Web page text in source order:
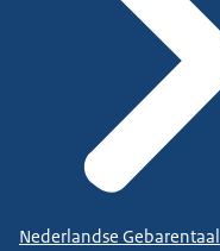
Nederlandse Gebarentaal